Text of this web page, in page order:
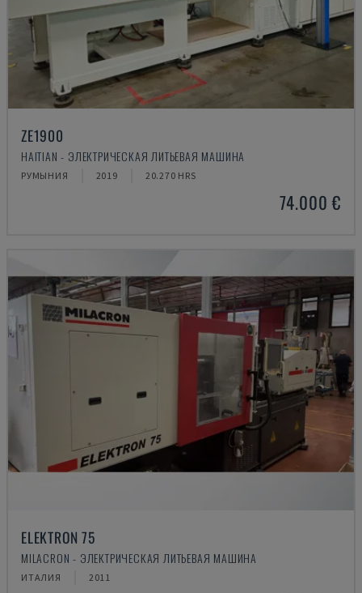
ZE1900
HAITIAN - ЭЛЕКТРИЧЕСКАЯ ЛИТЬЕВАЯ МАШИНА
РУМЫНИЯ 2019 20.270 HRS
74.000 €
ELEKTRON 75
MILACRON - ЭЛЕКТРИЧЕСКАЯ ЛИТЬЕВАЯ МАШИНА
ИТАЛИЯ 2011